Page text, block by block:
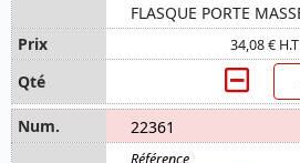
FLASQUE PORTE
34,08 € H.T
22361